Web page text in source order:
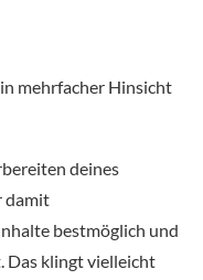
mehrfacher Hinsicht
deines
damit
bestmöglich und
Das klingt vielleicht